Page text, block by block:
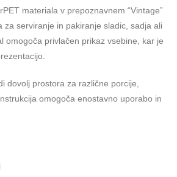
materiala v prepoznavnem “Vintage”
za serviranje in pakiranje sladic, sadja ali
omogoča privlačen prikaz vsebine, kar je
dovolj prostora za različne porcije,
omogoča enostavno uporabo in